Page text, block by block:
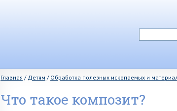
Главная / Детям / Обработка полезных ископаемых и
Что такое композит?